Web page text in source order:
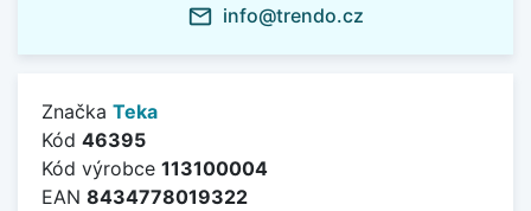
mail_outline info@trendo.cz
Značka Teka
Kód 46395
Kód výrobce 113100004
EAN 8434778019322